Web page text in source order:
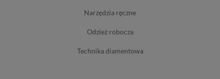
narzędzia ręczne
odzież robocza
technika diamentowa